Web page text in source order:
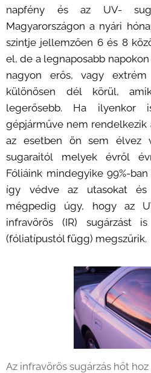
napfény és az UV-
Magyarországon a nyári
szintje jellemzően 6 és 8
el, de a legnaposabb
nagyon erős, vagy
különösen dél körül,
legerősebb. Ha ilyenkor
gépjárműve nem rendelkezik
az esetben ön sem élvez
sugaraitól melyek évről
Fóliáink mindegyike 99%-
így védve az utasokat
mégpedig úgy, hogy az
infravörös (IR) sugárzást
(fóliatípustól függ) megszűrik.
Az infravörös sugárzás hőt